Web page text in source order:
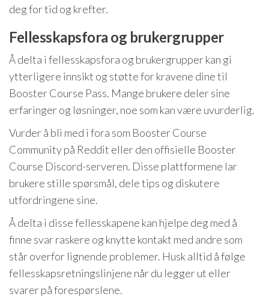
deg for tid og krefter.
Fellesskapsfora og brukergrupper
Å delta i fellesskapsfora og brukergrupper kan gi
ytterligere innsikt og støtte for kravene dine til
Booster Course Pass. Mange brukere deler sine
erfaringer og løsninger, noe som kan være uvurderlig.
Vurder å bli med i fora som Booster Course
Community på Reddit eller den offisielle Booster
Course Discord-serveren. Disse plattformene lar
brukere stille spørsmål, dele tips og diskutere
utfordringene sine.
Å delta i disse fellesskapene kan hjelpe deg med å
finne svar raskere og knytte kontakt med andre som
står overfor lignende problemer. Husk alltid å følge
fellesskapsretningslinjene når du legger ut eller
svarer på forespørslene.